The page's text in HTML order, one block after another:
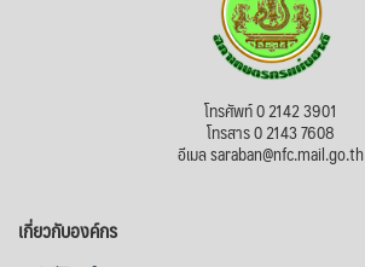
โทรศัพท์ 0 2142 3901
โทรสาร 0 2143 7608
อีเมล saraban@nfc.mail.go.th
เกี่ยวกับองค์กร